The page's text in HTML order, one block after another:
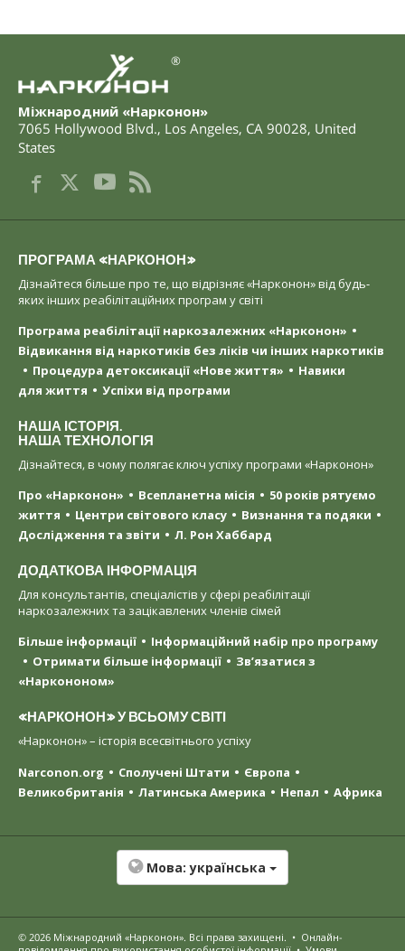
®
Міжнародний «Нарконон»
7065 Hollywood Blvd., Los Angeles, CA 90028, United
States
ПРОГРАМА «НАРКОНОН»
Дізнайтеся більше про те, що відрізняє «Нарконон» від будь-
яких інших реабілітаційних програм у світі
Програма реабілітації наркозалежних «Нарконон»
Відвикання від наркотиків без ліків чи інших наркотиків
Процедура детоксикації «Нове життя»
Навики
для життя
Успіхи від програми
НАША ІСТОРІЯ.
НАША ТЕХНОЛОГІЯ
Дізнайтеся, в чому полягає ключ успіху програми «Нарконон»
Про «Нарконон»
Всепланетна місія
50 років рятуємо
життя
Центри світового класу
Визнання та подяки
Дослідження та звіти
Л. Рон Хаббард
ДОДАТКОВА ІНФОРМАЦІЯ
Для консультантів, спеціалістів у сфері реабілітації
наркозалежних та зацікавлених членів сімей
Більше інформації
Інформаційний набір про програму
Отримати більше інформації
Зв’язатися з
«Наркононом»
«НАРКОНОН» У ВСЬОМУ СВІТІ
«Нарконон» – історія всесвітнього успіху
Narconon.org
Сполучені Штати
Європа
Великобританія
Латинська Америка Непал Африка
Мова: українська
© 2026 Міжнародний «Нарконон». Всі права захищені. • Онлайн-